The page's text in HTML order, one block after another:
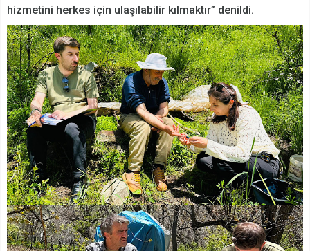
hizmetini herkes için ulaşılabilir kılmaktır” denildi.